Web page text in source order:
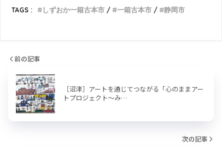
TAGS :
しずおか一箱古本市 一箱古本市 静岡市
前の記事
［沼津］アートを通じてつながる「心のままアー
トプロジェクト～み…
次の記事